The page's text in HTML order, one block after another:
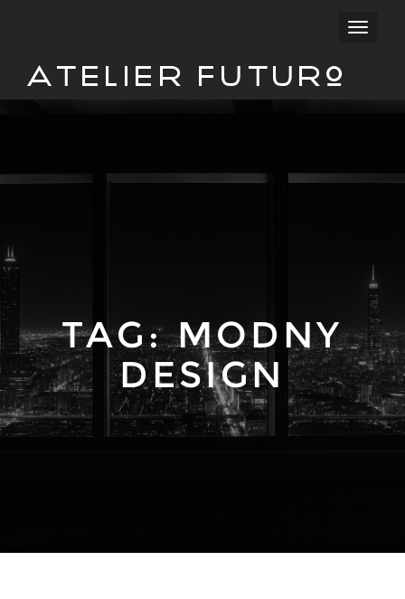
Atelier Futuro
TAG:MODNY
DESIGN